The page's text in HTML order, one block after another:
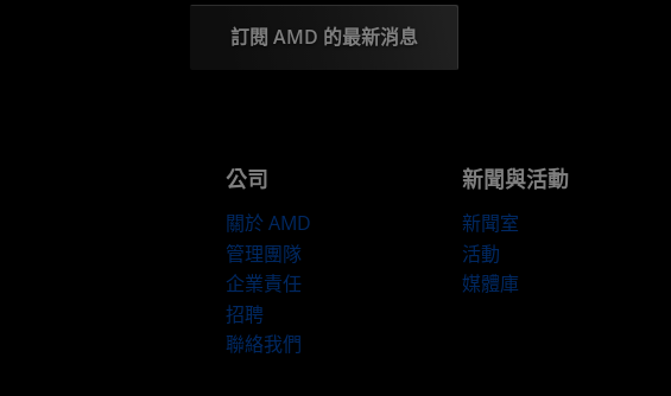
訂閱 AMD 的最新消息
公司
關於 AMD
管理團隊
企業責任
招聘
聯絡我們
新聞與活動
新聞室
活動
媒體庫